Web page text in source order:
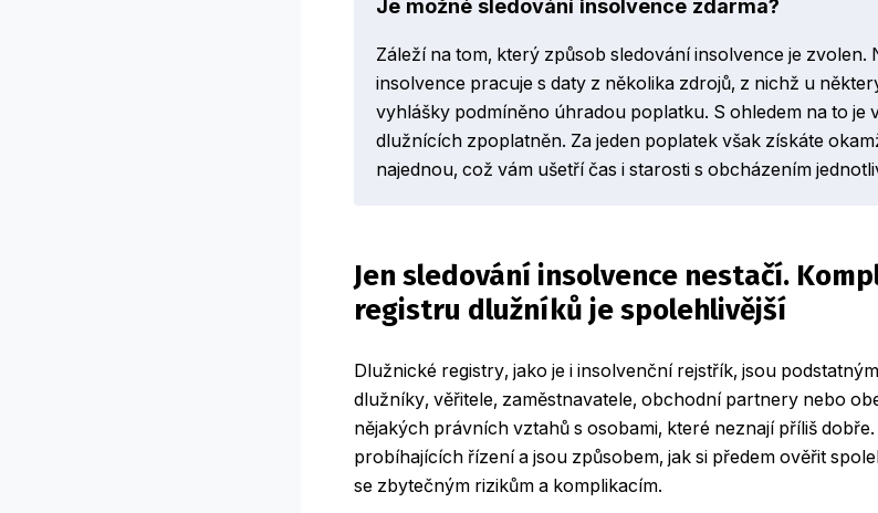
Je možné sledování insolvence zdarma?
Záleží na tom, který způsob sledování insolvence je zvolen.
insolvence pracuje s daty z několika zdrojů, z nichž u
vyhlášky podmíněno úhradou poplatku. S ohledem na to je
dlužnících zpoplatněn. Za jeden poplatek však získáte
najednou, což vám ušetří čas i starosti s obcházením
Jen sledování insolvence nestačí.
registru dlužníků je spolehlivější
Dlužnické registry, jako je i insolvenční rejstřík, jsou
dlužníky, věřitele, zaměstnavatele, obchodní partnery nebo
nějakých právních vztahů s osobami, které neznají příliš
probíhajících řízení a jsou způsobem, jak si předem ověřit
se zbytečným rizikům a komplikacím.